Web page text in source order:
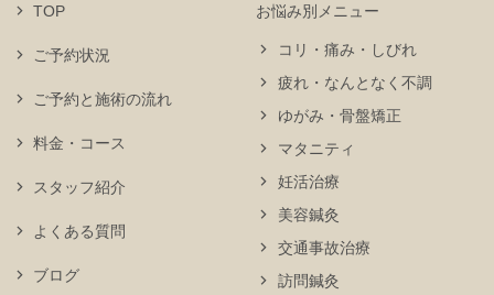
TOP
ご予約状況
お悩み別メニュー
コリ・痛み・しびれ
疲れ・なんとなく不調
ゆがみ・骨盤矯正
マタニティ
妊活治療
美容鍼灸
交通事故治療
訪問鍼灸
ご予約と施術の流れ
料金・コース
スタッフ紹介
よくある質問
ブログ